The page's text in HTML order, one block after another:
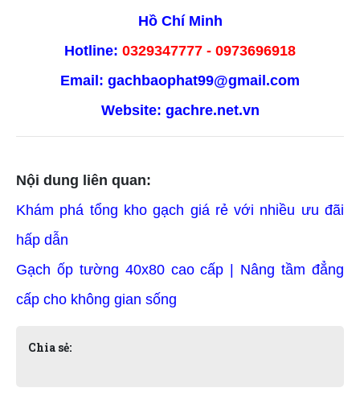
Hồ Chí Minh
Hotline: 0329347777 - 0973696918
Email: gachbaophat99@gmail.com
Website: gachre.net.vn
Nội dung liên quan:
Khám phá tổng kho gạch giá rẻ với nhiều ưu đãi
hấp dẫn
Gạch ốp tường 40x80 cao cấp | Nâng tầm đẳng
cấp cho không gian sống
Chia sẻ: